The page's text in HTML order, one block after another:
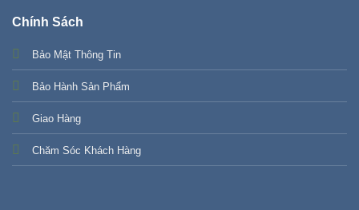
Chính Sách
Bảo Mật Thông Tin
Bảo Hành Sản Phẩm
Giao Hàng
Chăm Sóc Khách Hàng